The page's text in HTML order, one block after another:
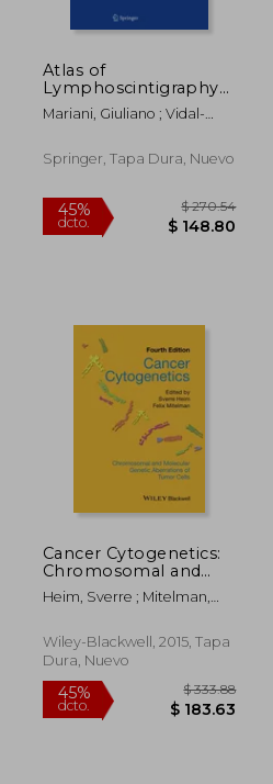
dcto. $
Atlas of
Lymphoscintigraphy
and Sentinel Node
Mapping: A Pictorial
(en Inglés)
Mariani, Giuliano ; Vidal-
Renato A.
Springer, Tapa Dura, Nuevo
45%
dcto.
$
$
Cancer Cytogenetics:
Chromosomal and
Molecular Genetic
Aberrations of Tumor
Heim, Sverre ; Mitelman,
Wiley-Blackwell, 2015, Tapa
Dura, Nuevo